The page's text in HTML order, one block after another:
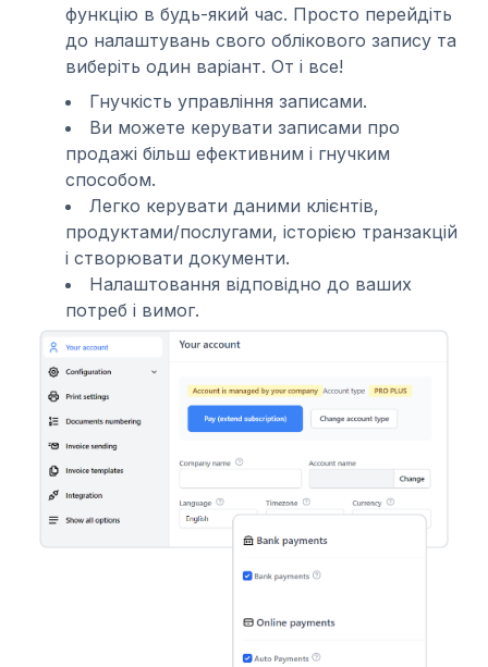
функцію в будь-який час. Просто перейдіть
до налаштувань свого облікового запису та
виберіть один варіант. От і все!
Гнучкість управління записами.
Ви можете керувати записами про
продажі більш ефективним і гнучким
способом.
Легко керувати даними клієнтів,
продуктами/послугами, історією транзакцій
і створювати документи.
Налаштовання відповідно до ваших
потреб і вимог.